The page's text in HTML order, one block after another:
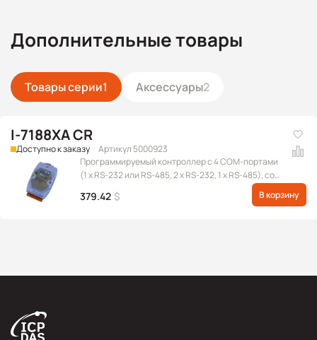
Дополнительные товары
Товары серии1 Аксессуары2
I-7188XA CR
Доступно к заказу
Артикул 5000923
Программируемый контроллер с 4 COM-портами
(1 x RS-232 или RS-485, 2 x RS-232, 1 x RS-485), со
379.42 $ В корзину